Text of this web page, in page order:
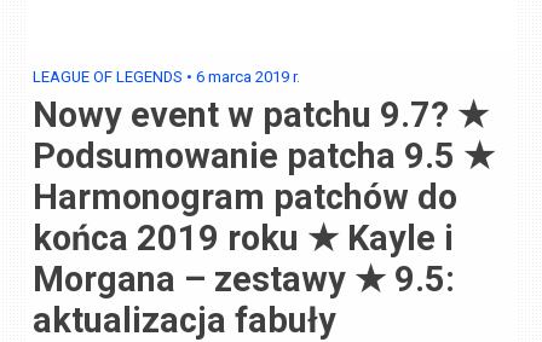
LEAGUE OF LEGENDS •6 marca 2019 r.
Nowy event w patchu 9.7? ★
Podsumowanie patcha 9.5 ★
Harmonogram patchów do
końca 2019 roku ★ Kayle i
Morgana – zestawy ★ 9.5:
aktualizacja fabuły